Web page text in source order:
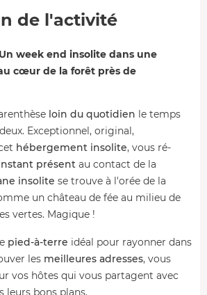
de l'activité
week end insolite dans une
cœur de la forêt près de
loin du quotidien le temps
Exceptionnel, original,
hébergement insolite, vous ré-
présent au contact de la
insolite se trouve à l'orée de la
un château de fée au milieu de
vertes. Magique !
pied-à-terre idéal pour rayonner dans
les meilleures adresses, vous
vos hôtes qui vous partagent avec
leurs bons plans.